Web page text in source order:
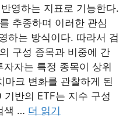
영하는 지표로 기능한다.
추종하며 이러한 관심
하는 방식이다. 따라서 검
구성 종목과 비중에 간
자는 특정 종목이 상위
마크 변화를 관찰하게 된
반의 ETF는 지수 구성
색 … 더 읽기